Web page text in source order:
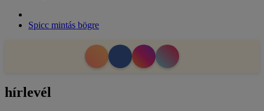
Spicc mintás bögre
hírlevél